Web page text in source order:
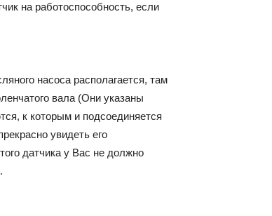
на работоспособность, если
насоса располагается, там
вала (Они указаны
к которым и подсоединяется
увидеть его
датчика у Вас не должно